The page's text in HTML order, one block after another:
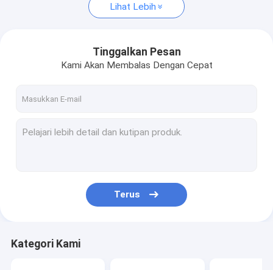
Lihat Lebih
Tinggalkan Pesan
Kami Akan Membalas Dengan Cepat
Terus
Kategori Kami